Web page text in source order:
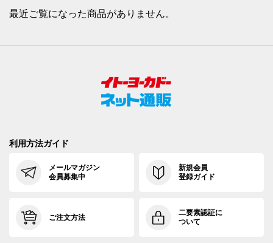
最近ご覧になった商品がありません。
利用方法ガイド
メールマガジン
会員募集中
新規会員
登録ガイド
ご注文方法
二要素認証に
ついて